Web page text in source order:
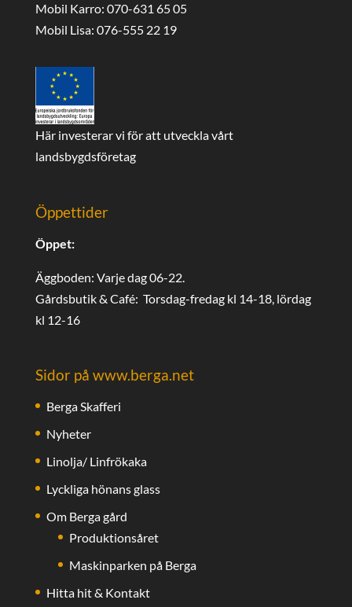
Mobil Karro: 070-631 65 05
Mobil Lisa: 076-555 22 19
Här investerar vi för att utveckla vårt
landsbygdsföretag
Öppettider
Öppet:
Äggboden: Varje dag 06-22.
Gårdsbutik & Café: Torsdag-fredag kl 14-18, lördag
kl 12-16
Sidor på www.berga.net
Berga Skafferi
Nyheter
Linolja/ Linfrökaka
Lyckliga hönans glass
Om Berga gård
Produktionsåret
Maskinparken på Berga
Hitta hit & Kontakt